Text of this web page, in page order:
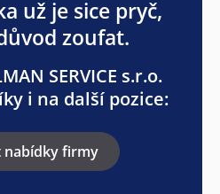
už je sice pryč,
zoufat.
SERVICE s.r.o.
i na další pozice:
nabídky firmy